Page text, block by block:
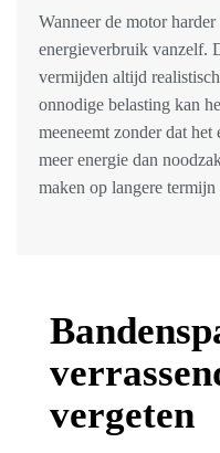
Wanneer de motor
energieverbruik vanzelf.
vermijden altijd
onnodige belasting kan
meeneemt zonder dat
meer energie dan
maken op langere termijn
vergeten